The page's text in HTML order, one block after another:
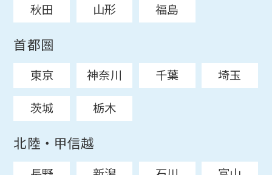
秋田
山形 福島
首都圏
東京 神奈川 千葉
埼玉
茨城
栃木
北陸・甲信越